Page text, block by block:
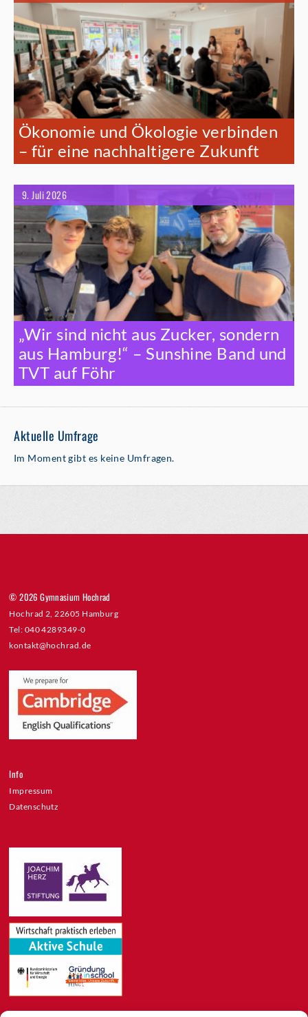
Ökonomie und Ökologie verbinden
– für eine nachhaltigere Zukunft
9. Juli 2026
„Wir sind nicht aus Zucker, sondern
aus Hamburg!“ – Sunshine Band und
TVT auf Föhr
Aktuelle Umfrage
Im Moment gibt es keine Umfragen.
© 2026 Gymnasium Hochrad
Hochrad 2, 22605 Hamburg
Tel: 040 4289349-0
kontakt@hochrad.de
Info
Impressum
Datenschutz